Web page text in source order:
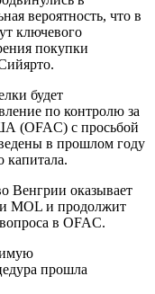
вероятность, что в
ключевого
покупки
будет
по контролю за
(OFAC) с просьбой
в прошлом году
капитала.
Венгрии оказывает
MOL и продолжит
в OFAC.
прошла